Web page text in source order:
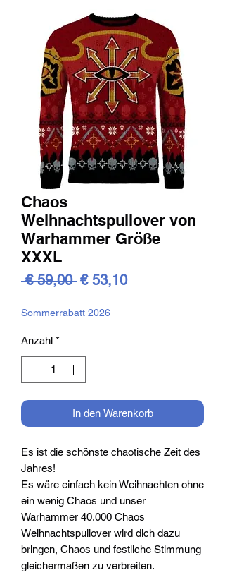
Chaos
Weihnachtspullover von
Warhammer Größe
XXXL
€ 59,00 Standardpreis
€ 53,10Sale-
Sommerrabatt 2026
Anzahl *
In den Warenkorb
Es ist die schönste chaotische Zeit des
Jahres!
Es wäre einfach kein Weihnachten ohne
ein wenig Chaos und unser
Warhammer 40.000 Chaos
Weihnachtspullover wird dich dazu
bringen, Chaos und festliche Stimmung
gleichermaßen zu verbreiten.